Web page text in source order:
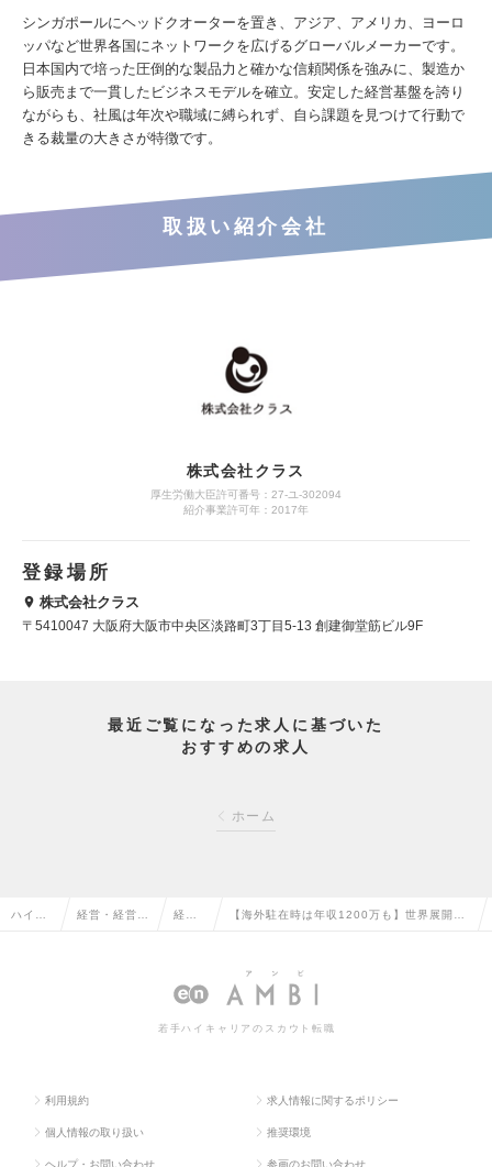
シンガポールにヘッドクオーターを置き、アジア、アメリカ、ヨーロ
ッパなど世界各国にネットワークを広げるグローバルメーカーです。
日本国内で培った圧倒的な製品力と確かな信頼関係を強みに、製造か
ら販売まで一貫したビジネスモデルを確立。安定した経営基盤を誇り
ながらも、社風は年次や職域に縛られず、自ら課題を見つけて行動で
きる裁量の大きさが特徴です。
取扱い紹介会社
株式会社クラス
厚生労働大臣許可番号：27-ユ-302094
紹介事業許可年：2017年
登録場所
株式会社クラス
〒5410047 大阪府大阪市中央区淡路町3丁目5-13 創建御堂筋ビル9F
最近ご覧になった求人に基づいた
おすすめの求人
ホーム
ハイク 経営・経営企 経営
の転
【海外駐在時は年収1200万も】世界展開メ
へ◆年収500万～の求人情報
若手ハイキャリアのスカウト転職
利用規約 求人情報に関するポリシー
個人情報の取り扱い 推奨環境
ヘルプ・お問い合わせ 参画のお問い合わせ